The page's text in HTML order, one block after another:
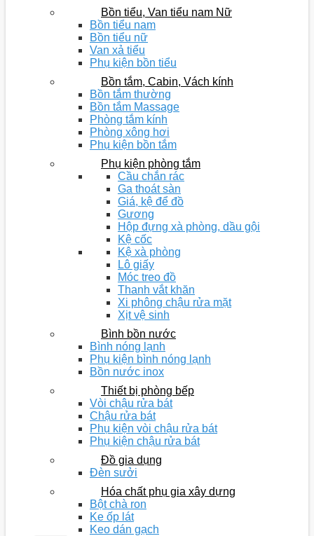
Bồn tiểu, Van tiểu nam Nữ
Bồn tiểu nam
Bồn tiểu nữ
Van xả tiểu
Phụ kiện bồn tiểu
Bồn tắm, Cabin, Vách kính
Bồn tắm thường
Bồn tắm Massage
Phòng tắm kính
Phòng xông hơi
Phụ kiện bồn tắm
Phụ kiện phòng tắm
Cầu chắn rác
Ga thoát sàn
Giá, kệ để đồ
Gương
Hộp đựng xà phòng, dầu gội
Kệ cốc
Kệ xà phòng
Lô giấy
Móc treo đồ
Thanh vắt khăn
Xi phông chậu rửa mặt
Xịt vệ sinh
Bình bồn nước
Bình nóng lạnh
Phụ kiện bình nóng lạnh
Bồn nước inox
Thiết bị phòng bếp
Vòi chậu rửa bát
Chậu rửa bát
Phụ kiện vòi chậu rửa bát
Phụ kiện chậu rửa bát
Đồ gia dụng
Đèn sưởi
Hóa chất phụ gia xây dựng
Bột chà ron
Ke ốp lát
Keo dán gạch